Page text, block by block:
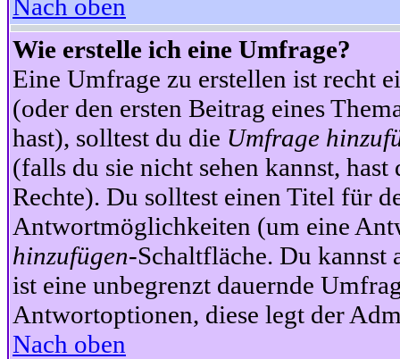
Nach oben
Wie erstelle ich eine Umfrage?
Eine Umfrage zu erstellen ist recht
(oder den ersten Beitrag eines
hast), solltest du die Umfrage
(falls du sie nicht sehen kannst,
Rechte). Du solltest einen Titel für
Antwortmöglichkeiten (um eine
hinzufügen-Schaltfläche. Du
ist eine unbegrenzt dauernde
Antwortoptionen, diese legt der
Nach oben